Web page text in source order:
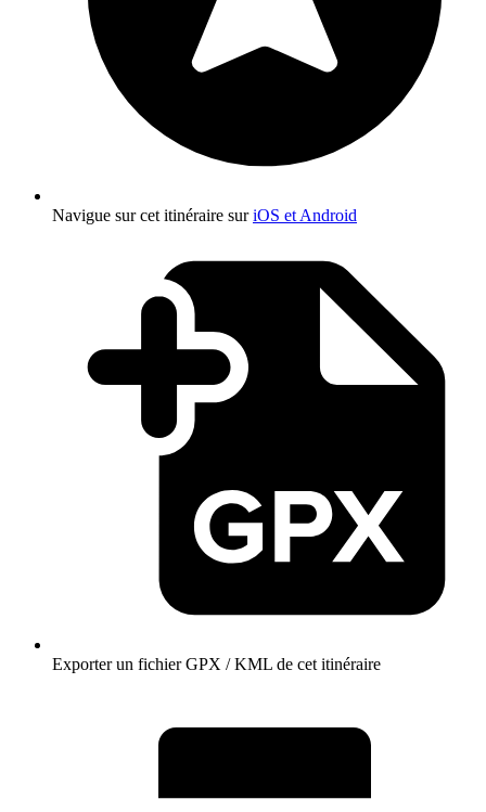
Navigue sur cet itinéraire suriOS et Android
Exporter un fichier GPX / KML de cet itinéraire